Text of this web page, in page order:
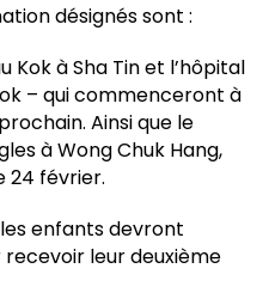
désignés sont :
Kok à Sha Tin et l’hôpital
– qui commenceront à
Ainsi que le
à Wong Chuk Hang,
24 février.
enfants devront
leur deuxième